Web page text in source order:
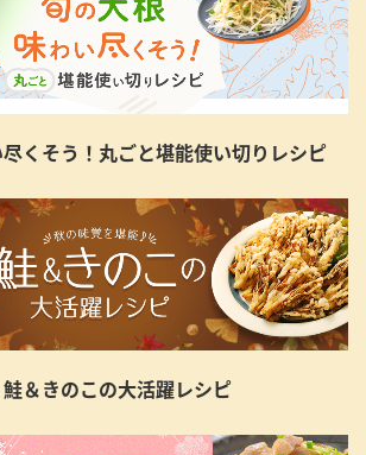
くそう！丸ごと堪能使い切りレシピ
＆きのこの大活躍レシピ